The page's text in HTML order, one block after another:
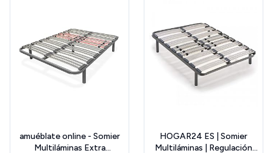
amuéblate online - Somier
Multiláminas Extra
HOGAR24 ES | Somier
Multiláminas | Regulación